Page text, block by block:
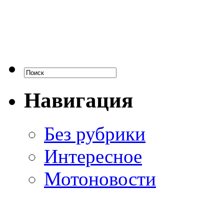
Навигация
Без рубрики
Интересное
Мотоновости